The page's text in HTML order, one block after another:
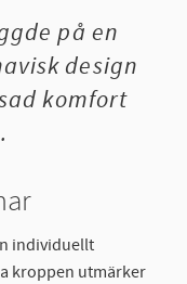
på en
design
komfort
individuellt
kroppen utmärker